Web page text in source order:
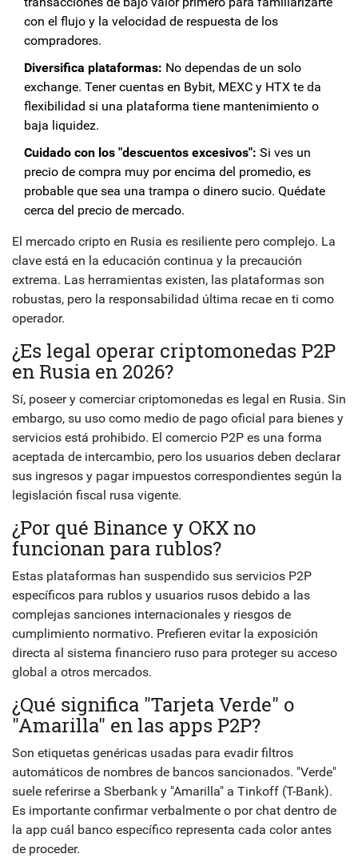
con el flujo y la velocidad de respuesta de los
compradores.
Diversifica plataformas: No dependas de un solo
exchange. Tener cuentas en Bybit, MEXC y HTX te da
flexibilidad si una plataforma tiene mantenimiento o
baja liquidez.
Cuidado con los "descuentos excesivos": Si ves un
precio de compra muy por encima del promedio, es
probable que sea una trampa o dinero sucio. Quédate
cerca del precio de mercado.
El mercado cripto en Rusia es resiliente pero complejo. La
clave está en la educación continua y la precaución
extrema. Las herramientas existen, las plataformas son
robustas, pero la responsabilidad última recae en ti como
operador.
¿Es legal operar criptomonedas P2P
en Rusia en 2026?
Sí, poseer y comerciar criptomonedas es legal en Rusia. Sin
embargo, su uso como medio de pago oficial para bienes y
servicios está prohibido. El comercio P2P es una forma
aceptada de intercambio, pero los usuarios deben declarar
sus ingresos y pagar impuestos correspondientes según la
legislación fiscal rusa vigente.
¿Por qué Binance y OKX no
funcionan para rublos?
Estas plataformas han suspendido sus servicios P2P
específicos para rublos y usuarios rusos debido a las
complejas sanciones internacionales y riesgos de
cumplimiento normativo. Prefieren evitar la exposición
directa al sistema financiero ruso para proteger su acceso
global a otros mercados.
¿Qué significa "Tarjeta Verde" o
"Amarilla" en las apps P2P?
Son etiquetas genéricas usadas para evadir filtros
automáticos de nombres de bancos sancionados. "Verde"
suele referirse a Sberbank y "Amarilla" a Tinkoff (T-Bank).
Es importante confirmar verbalmente o por chat dentro de
la app cuál banco específico representa cada color antes
de proceder.